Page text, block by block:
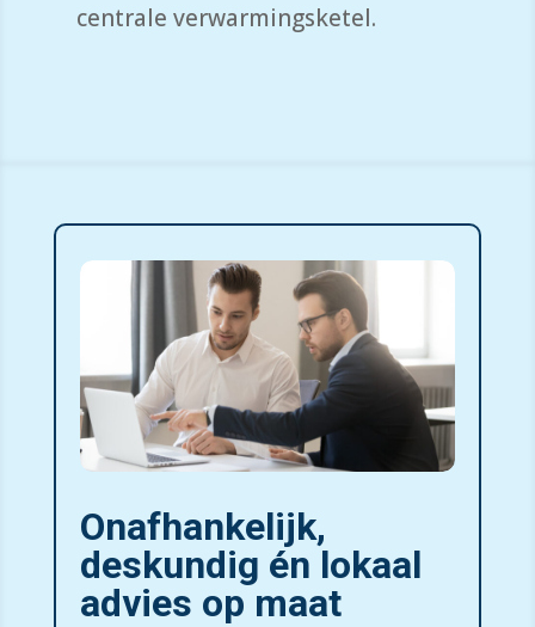
centrale verwarmingsketel.
Onafhankelijk,
deskundig én lokaal
advies op maat